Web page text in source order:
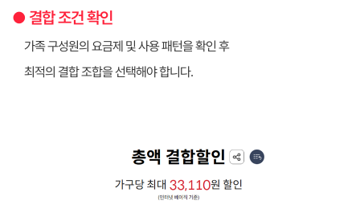
● 결합 조건 확인
가족 구성원의 요금제 및 사용 패턴을 확인 후
최적의 결합 조합을 선택해야 합니다.